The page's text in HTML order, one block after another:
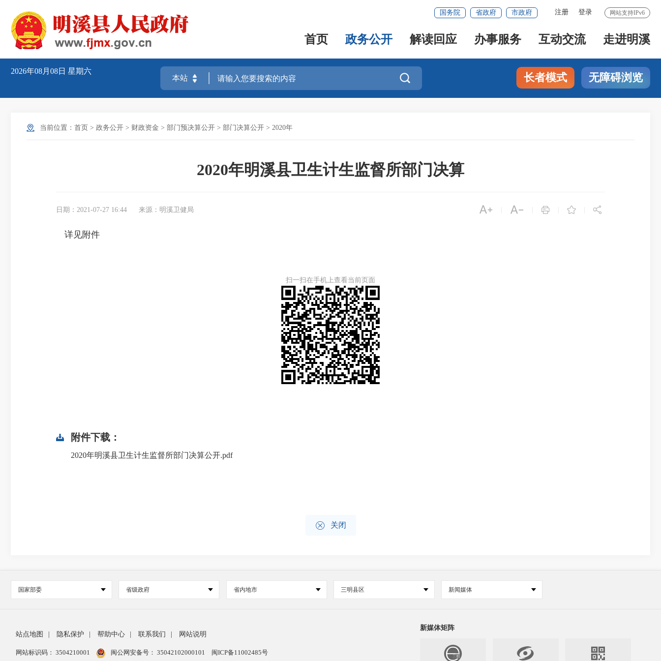
网站支持IPv6
注册 登录
国务院 省政府 市政府
首页 政务公开 解读回应 办事服务 互动交流 走进明溪
2026年08月08日 星期六
 长者模式 无障碍浏览
当前位置： 首页 > 政务公开 > 财政资金 > 部门预决算公开 > 部门决算公开 > 2020年
2020年明溪县卫生计生监督所部门决算
日期：2021-07-27 16:44 来源：明溪卫健局     
详见附件
扫一扫在手机上查看当前页面
附件下载：
2020年明溪县卫生计生监督所部门决算公开.pdf
 关闭
国家部委 省级政府 省内地市 三明县区 新闻媒体
站点地图 隐私保护 帮助中心 联系我们 网站说明
网站标识码： 3504210001 闽公网安备号： 35042102000101 闽ICP备11002485号
新媒体矩阵
 